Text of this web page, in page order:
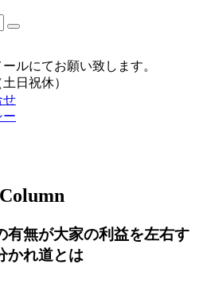
ルにてお願い致します。
日祝休）
せ
ー
Column
有無が大家の利益を左右す
かれ道とは